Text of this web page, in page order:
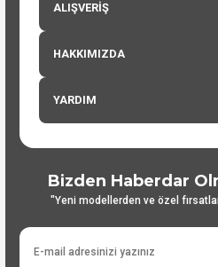
ALIŞVERİŞ
HAKKIMIZDA
YARDIM
Bizden Haberdar
"Yeni modellerden ve özel